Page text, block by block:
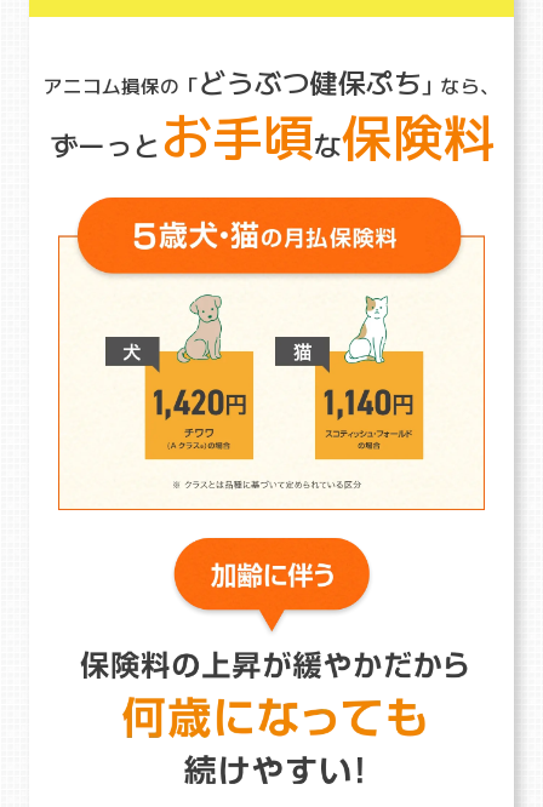
アニコム損保の「どうぶつ健保ぷち 」なら、
ずーっとお手頃な保険料